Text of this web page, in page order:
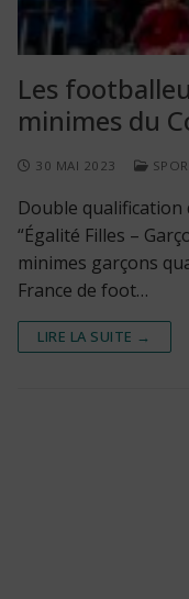
Les
minimes du
30 MAI 2023
Double qualification
“Égalité Filles –
minimes garçons
France de foot…
LIRE LA SUITE →